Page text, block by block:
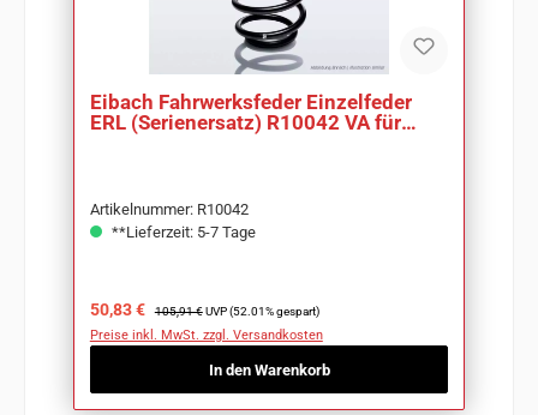
Eibach Fahrwerksfeder Einzelfeder
ERL (Serienersatz) R10042 VA für
Opel Vectra B
Artikelnummer: R10042
**Lieferzeit: 5-7 Tage
Verkaufspreis:
50,83 € Regulärer Preis:
105,91 € UVP (52.01% gespart)
Preise inkl. MwSt. zzgl. Versandkosten
In den Warenkorb